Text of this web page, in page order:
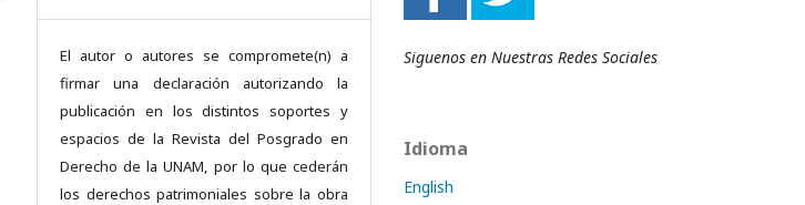
El autor o autores se compromete(n) a
firmar una declaración autorizando la
publicación en los distintos soportes y
espacios de la Revista del Posgrado en
Derecho de la UNAM, por lo que cederán
los derechos patrimoniales sobre la obra
Siguenos en Nuestras Redes Sociales
Idioma
English